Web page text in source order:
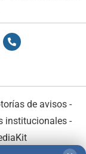
de avisos -
institucionales-